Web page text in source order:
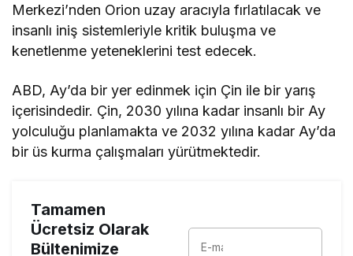
Merkezi’nden Orion uzay aracıyla fırlatılacak ve
insanlı iniş sistemleriyle kritik buluşma ve
kenetlenme yeteneklerini test edecek.
ABD, Ay’da bir yer edinmek için Çin ile bir yarış
içerisindedir. Çin, 2030 yılına kadar insanlı bir Ay
yolculuğu planlamakta ve 2032 yılına kadar Ay’da
bir üs kurma çalışmaları yürütmektedir.
Tamamen
Ücretsiz Olarak
Bültenimize